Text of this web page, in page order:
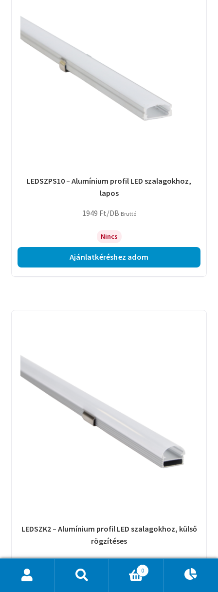
LEDSZPS10 – Alumínium profil LED szalagokhoz,
lapos
1949 Ft/DB Bruttó
Nincs
Ajánlatkéréshez adom
LEDSZK2 – Alumínium profil LED szalagokhoz, külső
rögzítéses
3481Ft/DB
0
Ajánlatkosár 0